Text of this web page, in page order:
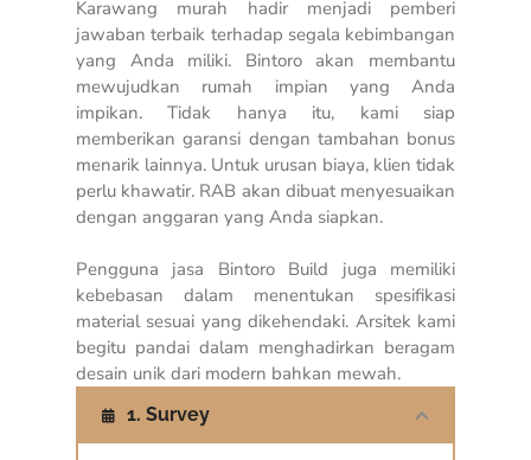
Karawang murah hadir menjadi pemberi
jawaban terbaik terhadap segala kebimbangan
yang Anda miliki. Bintoro akan membantu
mewujudkan rumah impian yang Anda
impikan. Tidak hanya itu, kami siap
memberikan garansi dengan tambahan bonus
menarik lainnya. Untuk urusan biaya, klien tidak
perlu khawatir. RAB akan dibuat menyesuaikan
dengan anggaran yang Anda siapkan.
Pengguna jasa Bintoro Build juga memiliki
kebebasan dalam menentukan spesifikasi
material sesuai yang dikehendaki. Arsitek kami
begitu pandai dalam menghadirkan beragam
desain unik dari modern bahkan mewah.
1. Survey